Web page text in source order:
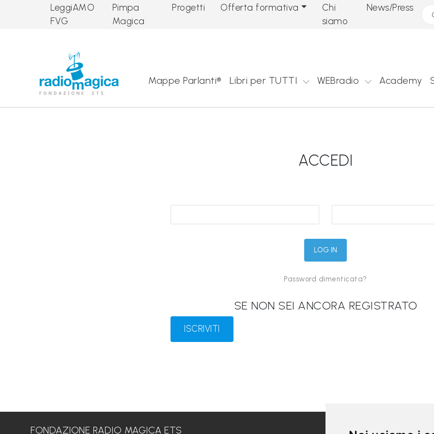
LeggiAMO
FVG
Pimpa
Magica
Progetti Offerta formativa
Chi
siamo
News/Press
Mappe Parlanti® Libri per TUTTI WEBradio Academy
ACCEDI
Password dimenticata?
SE NON SEI ANCORA REGISTRATO
ISCRIVITI
FONDAZIONE RADIO MAGICA ETS LINK UTILI